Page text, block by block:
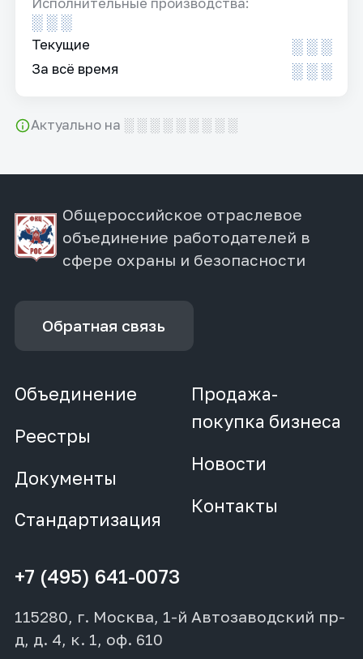
Исполнительные производства:
░ ░ ░
Текущие ░ ░ ░
За всё время ░ ░ ░
Актуально на ░ ░ ░ ░ ░ ░ ░ ░ ░
Общероссийское отраслевое
объединение работодателей в
сфере охраны и безопасности
Обратная связь
Объединение
Реестры
Документы
Стандартизация
Продажа-
покупка бизнеса
Новости
Контакты
+7 (495) 641-0073
115280, г. Москва, 1-й Автозаводский пр-
д, д. 4, к. 1, оф. 610